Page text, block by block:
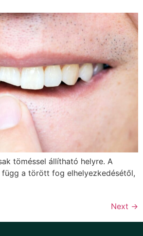
töméssel állítható helyre. A
a törött fog elhelyezkedésétől,
Next →